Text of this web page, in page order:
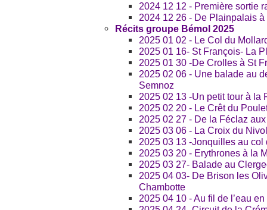
2024 12 12 - Première sortie
2024 12 26 - De Plainpalais
Récits groupe Bémol 2025
2025 01 02 - Le Col du
2025 01 16- St François- La
2025 01 30 -De Crolles à St
2025 02 06 - Une balade au
Semnoz
2025 02 13 -Un petit tour à la
2025 02 20 - Le Crêt du
2025 02 27 - De la Féclaz
2025 03 06 - La Croix du
2025 03 13 -Jonquilles au col
2025 03 20 - Erythrones à la
2025 03 27- Balade au
2025 04 03- De Brison les
Chambotte
2025 04 10 - Au fil de l’eau